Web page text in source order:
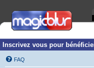
Inscrivez vous pour
FAQ